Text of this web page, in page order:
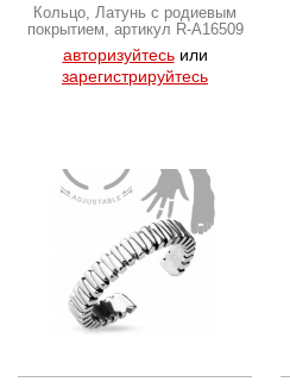
Кольцо, Латунь с родиевым
покрытием, артикул R-A16509
авторизуйтесьили
зарегистрируйтесь